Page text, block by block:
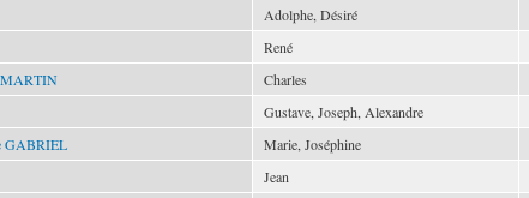
Adolphe, Désiré
René
Charles
Gustave, Joseph, Alexandre
GABRIEL
Marie, Joséphine
Jean